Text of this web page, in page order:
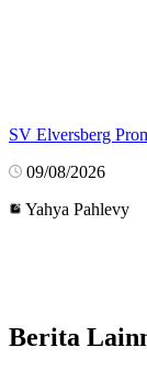
SV Elversberg
09/08/2026
Yahya Pahlevy
Berita